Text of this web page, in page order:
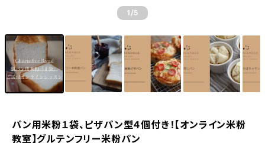
1 /5
パン用米粉１袋、ピザパン型４個付き！【オンライン米粉
教室】グルテンフリー米粉パン